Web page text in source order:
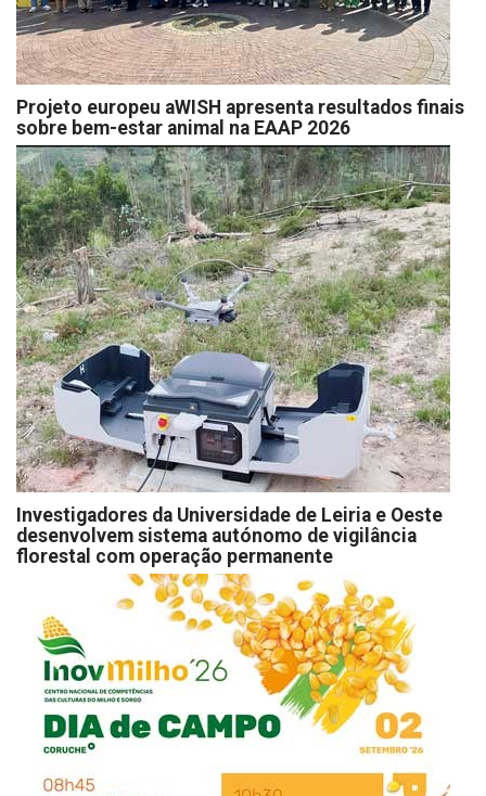
Projeto europeu aWISH apresenta resultados finais
sobre bem-estar animal na EAAP 2026
Investigadores da Universidade de Leiria e Oeste
desenvolvem sistema autónomo de vigilância
florestal com operação permanente